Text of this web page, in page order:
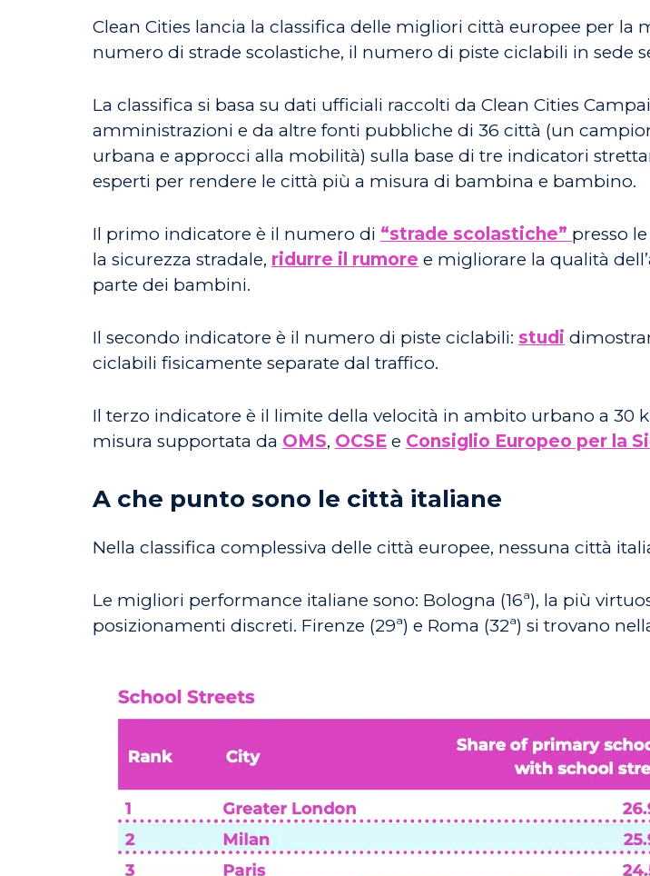
Clean Cities lancia la classifica delle migliori città europee per
numero di strade scolastiche, il numero di piste ciclabili in sede
La classifica si basa su dati ufficiali raccolti da Clean Cities
amministrazioni e da altre fonti pubbliche di 36 città (un
urbana e approcci alla mobilità) sulla base di tre indicatori
esperti per rendere le città più a misura di bambina e bambino.
Il primo indicatore è il numero di “strade scolastiche” presso
la sicurezza stradale, ridurre il rumore e migliorare la qualità
parte dei bambini.
Il secondo indicatore è il numero di piste ciclabili: studi
ciclabili fisicamente separate dal traffico.
Il terzo indicatore è il limite della velocità in ambito urbano a 30
misura supportata da OMS, OCSE e Consiglio Europeo per la
A che punto sono le città italiane
Nella classifica complessiva delle città europee, nessuna città
Le migliori performance italiane sono: Bologna (16ª), la più
posizionamenti discreti. Firenze (29ª) e Roma (32ª) si trovano